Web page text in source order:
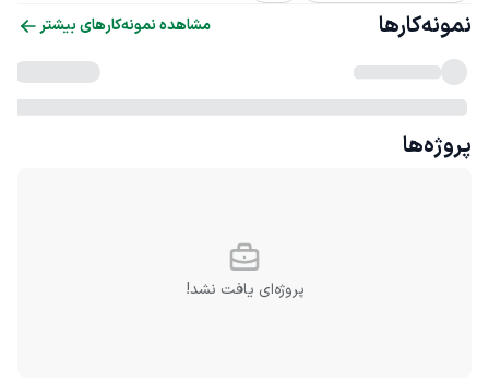
نمونه‌کارها مشاهده نمونه‌کارهای بیشتر
پروژه‌ها
پروژه‌ای یافت نشد!